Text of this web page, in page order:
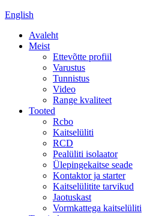
English
Avaleht
Meist
Ettevõtte profiil
Varustus
Tunnistus
Video
Range kvaliteet
Tooted
Rcbo
Kaitselüliti
RCD
Pealüliti isolaator
Ülepingekaitse seade
Kontaktor ja starter
Kaitselülitite tarvikud
Jaotuskast
Vormkattega kaitselüliti